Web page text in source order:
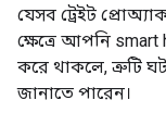
যেসব ট্রেইট
ক্ষেত্রে আপনি smart
করে থাকলে, ত্রুটি
জানাতে পারেন।